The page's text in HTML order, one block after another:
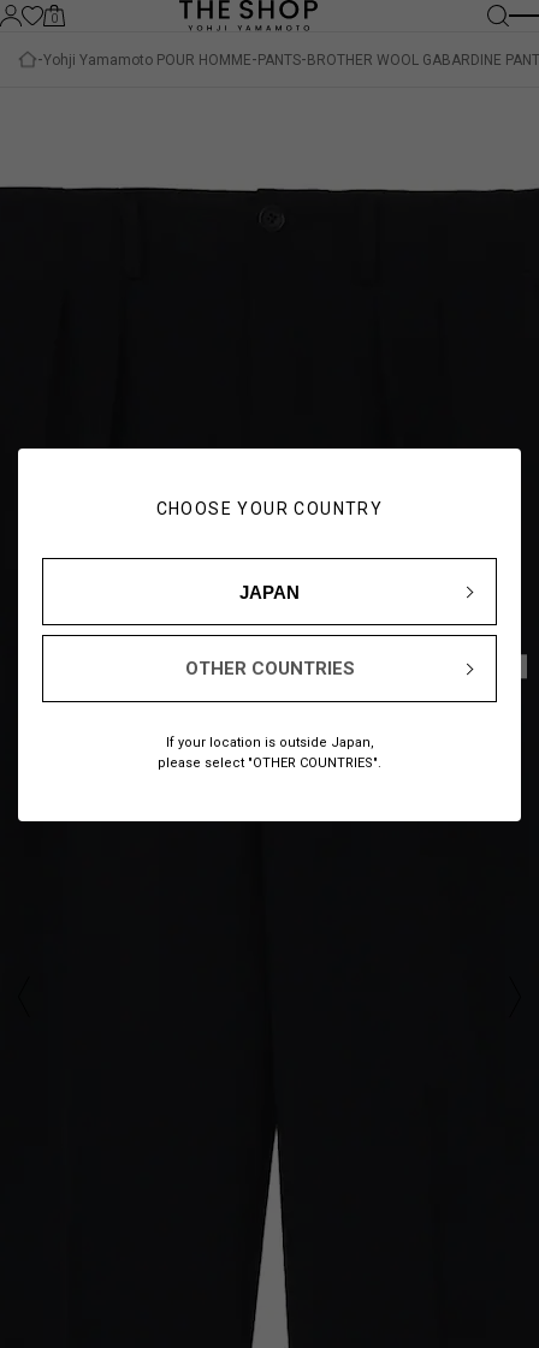
CHOOSE YOUR COUNTRY
JAPAN
OTHER COUNTRIES
If your location is outside Japan,
please select "OTHER COUNTRIES".
0
Yohji Yamamoto POUR HOMME PANTS BROTHER WOOL GABARDINE